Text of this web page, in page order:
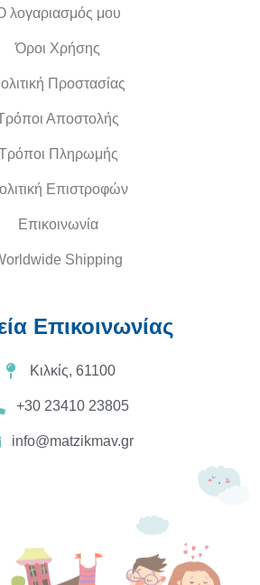
λογαριασμός μου
Όροι Χρήσης
Προστασίας
Αποστολής
Τρόποι Πληρωμής
Επιστροφών
Επικοινωνία
Shipping
Επικοινωνίας
Κιλκίς, 61100
+30 23410 23805
info@matzikmav.gr